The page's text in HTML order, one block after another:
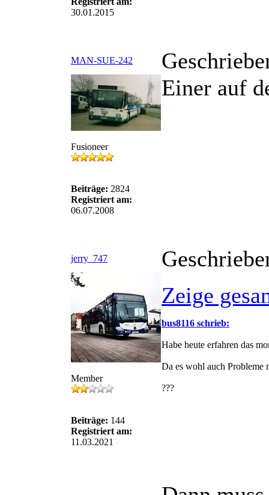
30.01.2015
MAN-SUE-242
Fusioneer
Beiträge: 2824
Registriert am:
06.07.2008
Einer auf
jerry_747
Member
Beiträge: 144
Registriert am:
11.03.2021
Zeige
bus8116 schrieb:
Habe heute erfahren das
Da es wohl auch Probleme
???